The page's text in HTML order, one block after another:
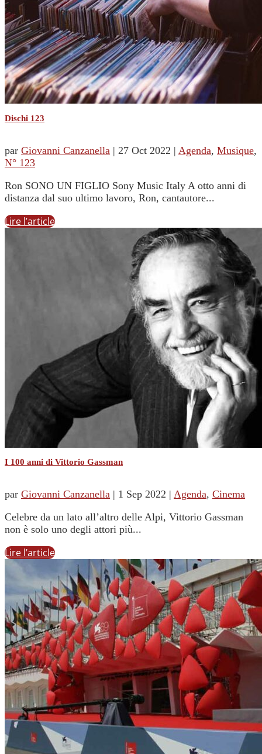
Dischi 123
par Giovanni Canzanella | 27 Oct 2022 | Agenda, Musique,
N° 123
Ron SONO UN FIGLIO Sony Music Italy A otto anni di
distanza dal suo ultimo lavoro, Ron, cantautore...
Lire l’article
I 100 anni di Vittorio Gassman
par Giovanni Canzanella | 1 Sep 2022 | Agenda, Cinema
Celebre da un lato all’altro delle Alpi, Vittorio Gassman
non è solo uno degli attori più...
Lire l’article